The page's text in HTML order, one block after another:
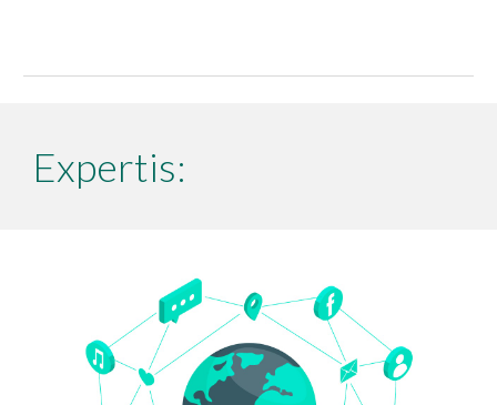
Expertis: